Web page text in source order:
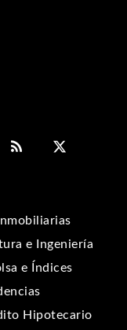
e Ingeniería
e Índices
Hipotecario